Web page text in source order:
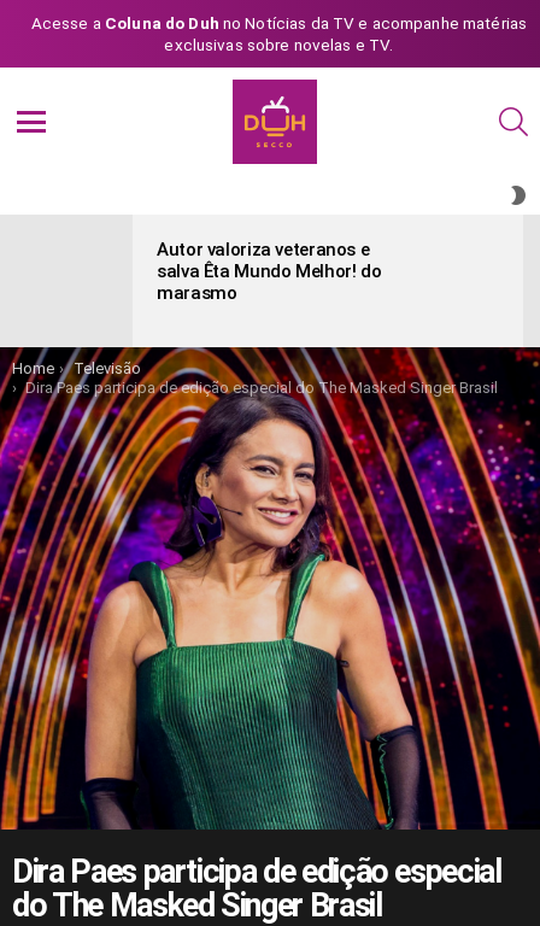
Acesse a Coluna do Duh no Notícias da TV e acompanhe matérias
exclusivas sobre novelas e TV.
Autor valoriza veteranos e
salva Êta Mundo Melhor! do
marasmo
You are here:
Home
Televisão
Dira Paes participa de edição especial do The Masked Singer Brasil
Dira Paes participa de edição especial
do The Masked Singer Brasil